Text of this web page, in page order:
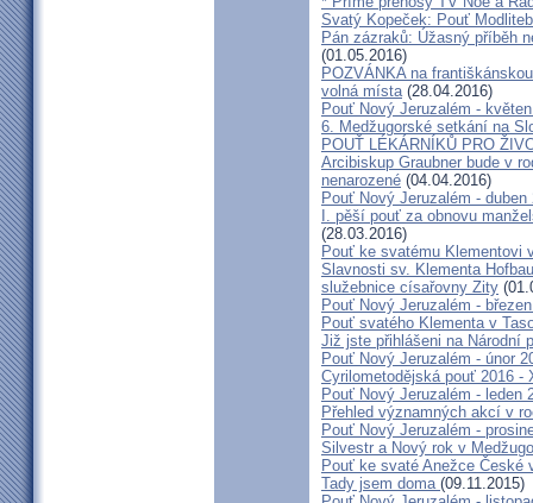
Svatý Kopeček: Pouť
Pán zázraků: Úžasný příběh
(01.05.2016)
POZVÁNKA na
volná místa(28.04.2016)
Pouť Nový Jeruzalém -
6. Medžugorské setkání na
POUŤ LÉKÁRNÍKŮ PRO
Arcibiskup Graubner bude v
nenarozené (04.04.2016)
Pouť Nový Jeruzalém - duben
I. pěší pouť za obnovu
(28.03.2016)
Pouť ke svatému Klementovi
Slavnosti sv. Klementa
služebnice císařovny Zity
Pouť Nový Jeruzalém -
Pouť svatého Klementa v
Již jste přihlášeni na Národní
Pouť Nový Jeruzalém - únor
Cyrilometodějská pouť 2016 -
Pouť Nový Jeruzalém - leden
Přehled významných akcí v
Pouť Nový Jeruzalém -
Silvestr a Nový rok v
Pouť ke svaté Anežce České
Tady jsem doma (09.11.2015)